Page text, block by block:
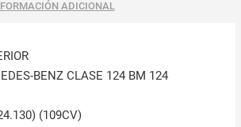
ADICIONAL
BENZ CLASE 124 BM 124
(109CV)